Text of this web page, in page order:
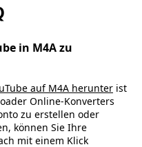
in M4A zu
auf M4A herunter ist
Online-Konverters
zu erstellen oder
können Sie Ihre
mit einem Klick